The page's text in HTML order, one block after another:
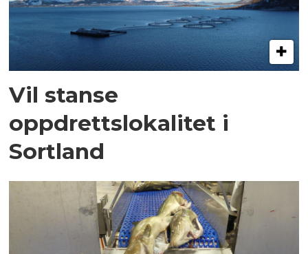
Vil stanse
oppdrettslokalitet i
Sortland